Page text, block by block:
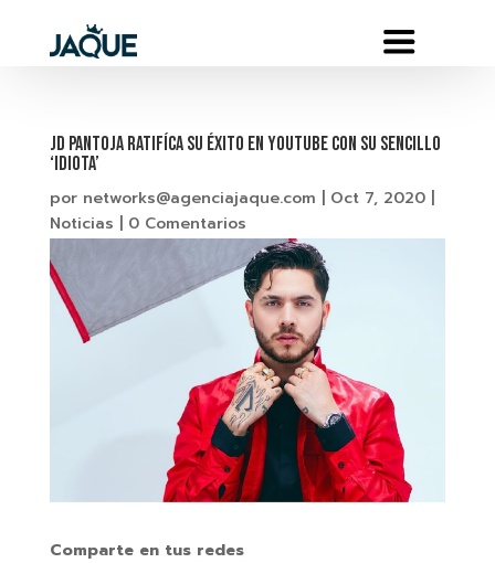
JD PANTOJA RATIFÍCA SU ÉXITO EN YOUTUBE CON SU SENCILLO
‘IDIOTA’
por networks@agenciajaque.com Oct 7, 2020|
Noticias
0 Comentarios
Comparte en tus redes